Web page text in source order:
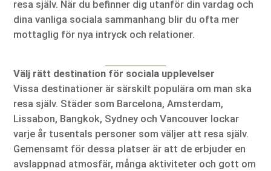
resa själv. När du befinner dig utanför din vardag och
dina vanliga sociala sammanhang blir du ofta mer
mottaglig för nya intryck och relationer.
Välj rätt destination för sociala upplevelser
Vissa destinationer är särskilt populära om man ska
resa själv. Städer som Barcelona, Amsterdam,
Lissabon, Bangkok, Sydney och Vancouver lockar
varje år tusentals personer som väljer att resa själv.
Gemensamt för dessa platser är att de erbjuder en
avslappnad atmosfär, många aktiviteter och gott om